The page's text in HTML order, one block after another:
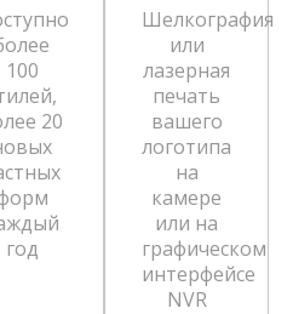
100
20
год
Шелкография
или
лазерная
печать
вашего
логотипа
на
камере
или на
графическом
интерфейсе
NVR